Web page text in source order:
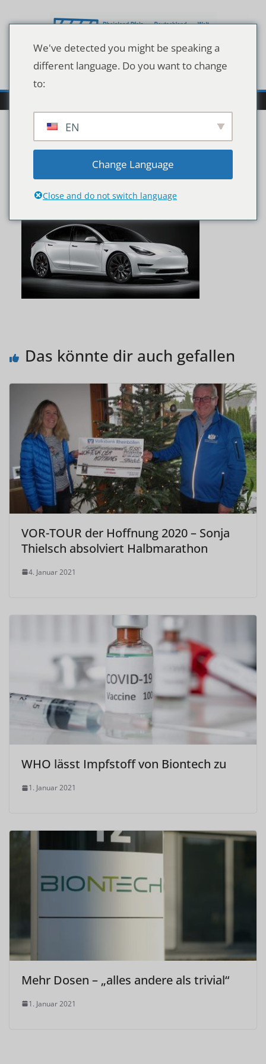
Inhalt
Tesla-Model-3-1200×689
Das könnte dir auch gefallen
VOR-TOUR der Hoffnung 2020 – Sonja
Thielsch absolviert Halbmarathon
4. Januar 2021
WHO lässt Impfstoff von Biontech zu
1. Januar 2021
Mehr Dosen – „alles andere als trivial“
1. Januar 2021
We've detected you might be speaking a
different language. Do you want to change
to:
EN
Change Language
Close and do not switch language